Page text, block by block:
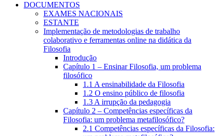
DOCUMENTOS
EXAMES NACIONAIS
ESTANTE
Implementação de metodologias de trabalho
colaborativo e ferramentas online na didática da
Filosofia
Introdução
Capítulo 1 – Ensinar Filosofia, um problema
filosófico
1.1 A ensinabilidade da Filosofia
1.2 O ensino público de filosofia
1.3 A irrupção da pedagogia
Capítulo 2 – Competências específicas da
Filosofia: um problema metafilosófico?
2.1 Competências específicas da Filosofia: